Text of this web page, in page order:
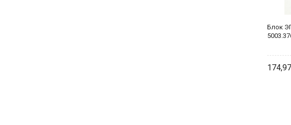
Блок
174,97